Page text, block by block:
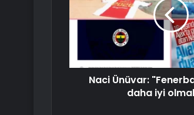
Naci Ünüvar:
daha iyi